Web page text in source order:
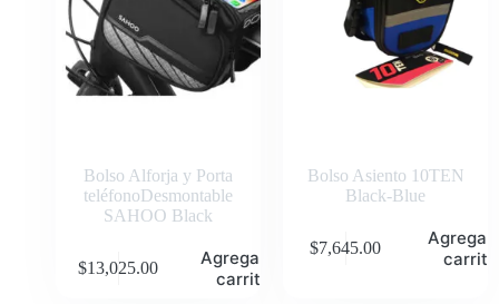
Bolso Alforja y Porta
teléfonoDesmontable
SAHOO Black
$13,025.00
Agregar al
carrito
Bolso Asiento 10TEN
Black-Blue
$7,645.00
Agregar
carrito